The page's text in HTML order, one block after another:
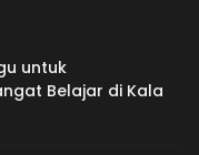
untuk
Belajar di Kala